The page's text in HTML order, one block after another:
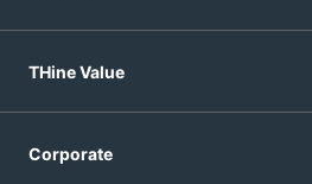
THine Value
Corporate